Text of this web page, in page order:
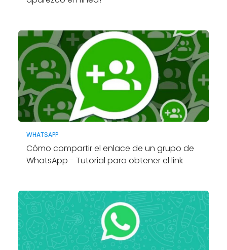
WHATSAPP
Cómo compartir el enlace de un grupo de
WhatsApp - Tutorial para obtener el link